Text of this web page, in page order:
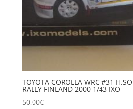
TOYOTA COROLLA WRC #31
RALLY FINLAND 2000 1/43 IXO
50,00€